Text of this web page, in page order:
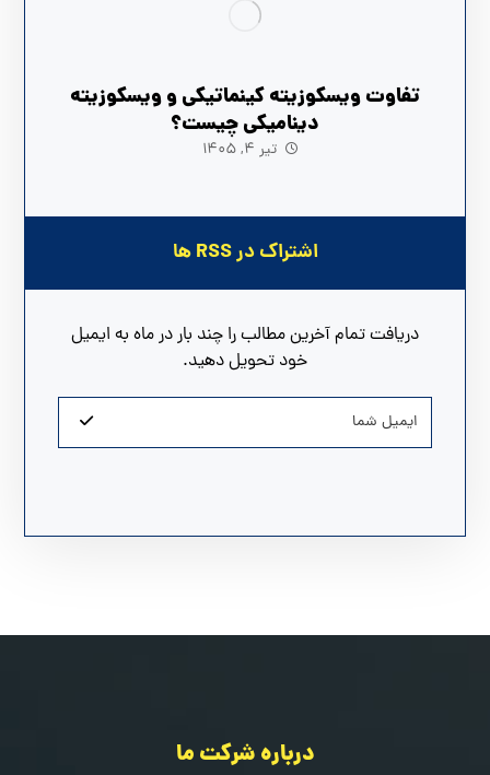
تفاوت ویسکوزیته کینماتیکی و ویسکوزیته
دینامیکی چیست؟
تیر ۴, ۱۴۰۵
اشتراک در RSS ها
دریافت تمام آخرین مطالب را چند بار در ماه به ایمیل
خود تحویل دهید.
درباره شرکت ما